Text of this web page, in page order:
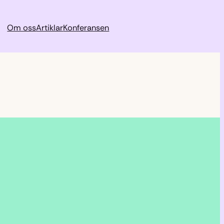
Om ossArtiklarKonferansen